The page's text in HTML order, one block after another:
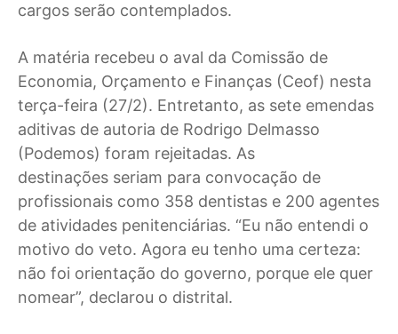
cargos serão contemplados.
A matéria recebeu o aval da Comissão de
Economia, Orçamento e Finanças (Ceof) nesta
terça-feira (27/2). Entretanto, as sete emendas
aditivas de autoria de Rodrigo Delmasso
(Podemos) foram rejeitadas. As
destinações seriam para convocação de
profissionais como 358 dentistas e 200 agentes
de atividades penitenciárias. “Eu não entendi o
motivo do veto. Agora eu tenho uma certeza:
não foi orientação do governo, porque ele quer
nomear”, declarou o distrital.